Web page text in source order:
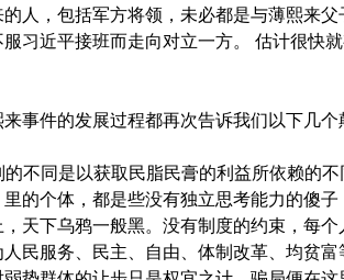
人，包括军方将领，未必都是与薄熙来
习近平接班而走向对立一方。 估计很快
事件的发展过程都再次告诉我们以下几个
不同是以获取民脂民膏的利益所依赖的
的个体，都是些没有独立思考能力的傻
天下乌鸦一般黑。没有制度的约束，每
民服务、民主、自由、体制改革、均贫